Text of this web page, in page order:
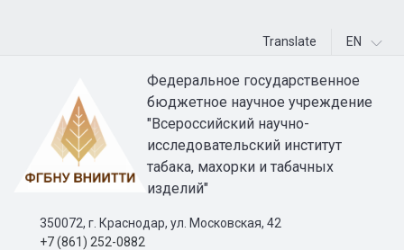
Translate EN
Федеральное государственное
бюджетное научное учреждение
"Всероссийский научно-
исследовательский институт
табака, махорки и табачных
изделий"
350072, г. Краснодар, ул. Московская, 42
+7 (861) 252-0882